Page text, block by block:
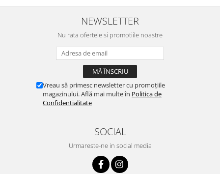
NEWSLETTER
Nu rata ofertele si promotiile noastre
Vreau să primesc newsletter cu promoțiile
magazinului. Află mai multe în Politica de
Confidentialitate
SOCIAL
Urmareste-ne in social media